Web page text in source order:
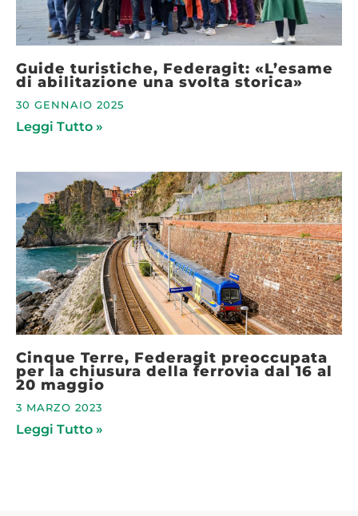
Guide turistiche, Federagit: «L’esame
di abilitazione una svolta storica»
30 GENNAIO 2025
Leggi Tutto »
Cinque Terre, Federagit preoccupata
per la chiusura della ferrovia dal 16 al
20 maggio
3 MARZO 2023
Leggi Tutto »